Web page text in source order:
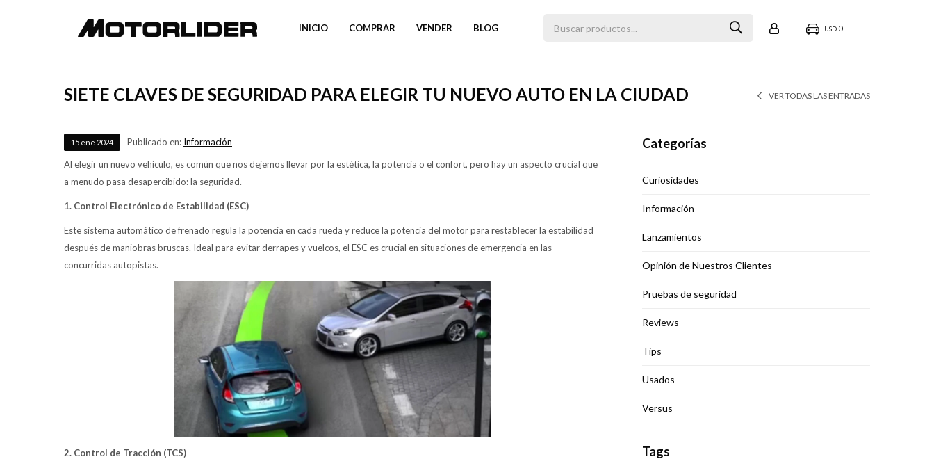
INICIO COMPRAR VENDER BLOG USD 0
SIETE CLAVES DE SEGURIDAD PARA ELEGIR TU NUEVO AUTO EN LA CIUDAD VER TODAS LAS ENTRADAS
15 ene 2024 Publicado en: Información
Al elegir un nuevo vehículo, es común que nos dejemos llevar por la estética, la potencia o el confort, pero hay un aspecto crucial que
a menudo pasa desapercibido: la seguridad.
1. Control Electrónico de Estabilidad (ESC)
Este sistema automático de frenado regula la potencia en cada rueda y reduce la potencia del motor para restablecer la estabilidad
después de maniobras bruscas. Ideal para evitar derrapes y vuelcos, el ESC es crucial en situaciones de emergencia en las
concurridas autopistas.
2. Control de Tracción (TCS)
Categorías
Curiosidades
Información
Lanzamientos
Opinión de Nuestros Clientes
Pruebas de seguridad
Reviews
Tips
Usados
Versus
Tags